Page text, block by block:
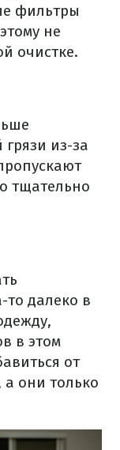
фильтры
не
очистке.
из-за
тщательно
то далеко в
в этом
от
они только